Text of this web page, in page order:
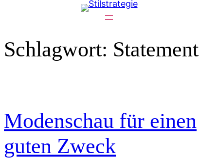
Schlagwort: Statement
Modenschau für einen
guten Zweck